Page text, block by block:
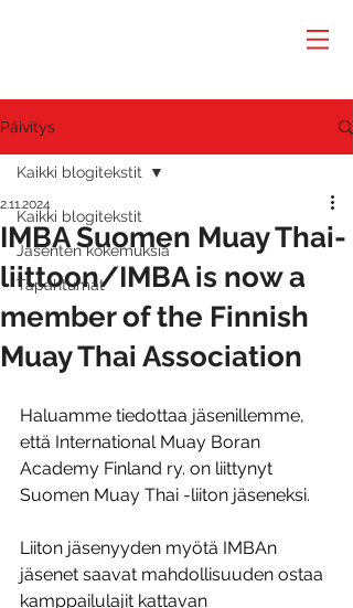
Päivitys
Kaikki blogitekstit
Jäsenten kokemuksia
Tapahtumat
Kaikki blogitekstit
IMBA Suomen Muay Thai-
liittoon/IMBA is now a
member of the Finnish
Muay Thai Association
2.11.2024
Haluamme tiedottaa jäsenillemme,
että International Muay Boran
Academy Finland ry. on liittynyt
Suomen Muay Thai -liiton jäseneksi.
Liiton jäsenyyden myötä IMBAn
jäsenet saavat mahdollisuuden ostaa
kamppailulajit kattavan